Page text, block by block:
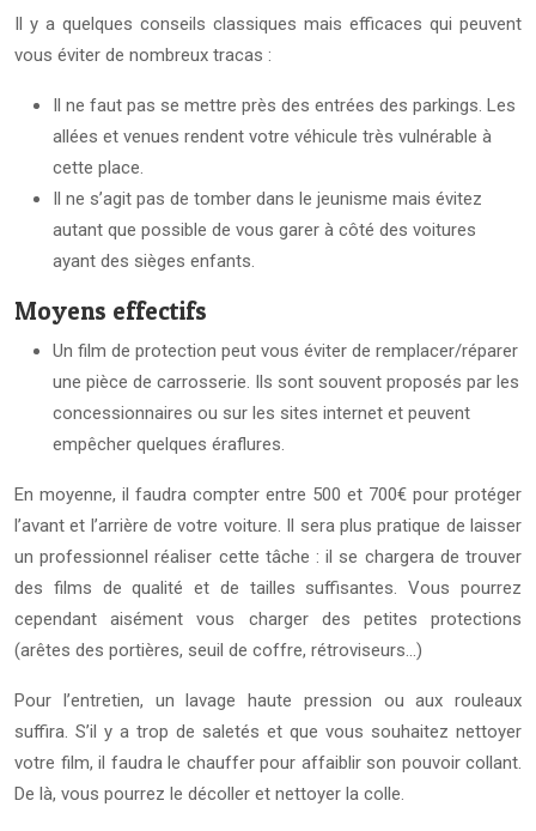
Il y a quelques conseils classiques mais efficaces qui peuvent
vous éviter de nombreux tracas :
Il ne faut pas se mettre près des entrées des parkings. Les
allées et venues rendent votre véhicule très vulnérable à
cette place.
Il ne s’agit pas de tomber dans le jeunisme mais évitez
autant que possible de vous garer à côté des voitures
ayant des sièges enfants.
Moyens effectifs
Un film de protection peut vous éviter de remplacer/réparer
une pièce de carrosserie. Ils sont souvent proposés par les
concessionnaires ou sur les sites internet et peuvent
empêcher quelques éraflures.
En moyenne, il faudra compter entre 500 et 700€ pour protéger
l’avant et l’arrière de votre voiture. Il sera plus pratique de laisser
un professionnel réaliser cette tâche : il se chargera de trouver
des films de qualité et de tailles suffisantes. Vous pourrez
cependant aisément vous charger des petites protections
(arêtes des portières, seuil de coffre, rétroviseurs…)
Pour l’entretien, un lavage haute pression ou aux rouleaux
suffira. S’il y a trop de saletés et que vous souhaitez nettoyer
votre film, il faudra le chauffer pour affaiblir son pouvoir collant.
De là, vous pourrez le décoller et nettoyer la colle.